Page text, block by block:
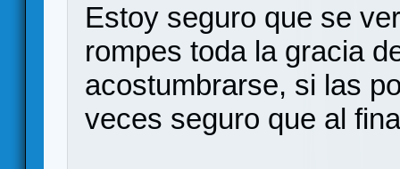
Estoy seguro que se
rompes toda la gracia
acostumbrarse, si las
veces seguro que al